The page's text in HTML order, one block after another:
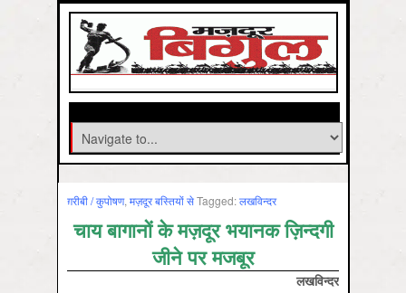
ग़रीबी / कुपोषण, मज़दूर बस्तियों सेTagged:लखविन्‍दर
चाय बागानों के मज़दूर भयानक ज़िन्दगी
जीने पर मजबूर
लखविन्दर